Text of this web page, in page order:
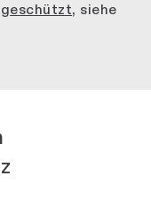
, siehe